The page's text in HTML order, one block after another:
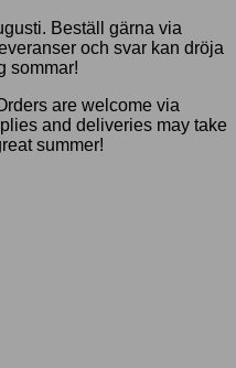
Beställ gärna via
och svar kan dröja
sommar!
are welcome via
and deliveries may take
summer!